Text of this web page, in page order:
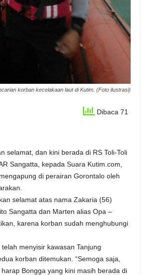
korban kecelakaan laut di Kutim. (Foto ilustrasi)
Dibaca 71
selamat, dan kini berada di RS Toli-Toli
Sangatta, kepada Suara Kutim.com,
di perairan Gorontalo oleh
selamat atas nama Zakaria (56)
Sangatta dan Marten alias Opa –
karena korban sudah menghubungi
menyisir kawasan Tanjung
korban ditemukan. “Semoga saja,
Bongga yang kini masih berada di